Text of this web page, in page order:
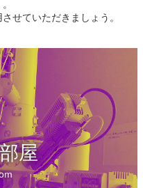
ていただきましょう。
屋